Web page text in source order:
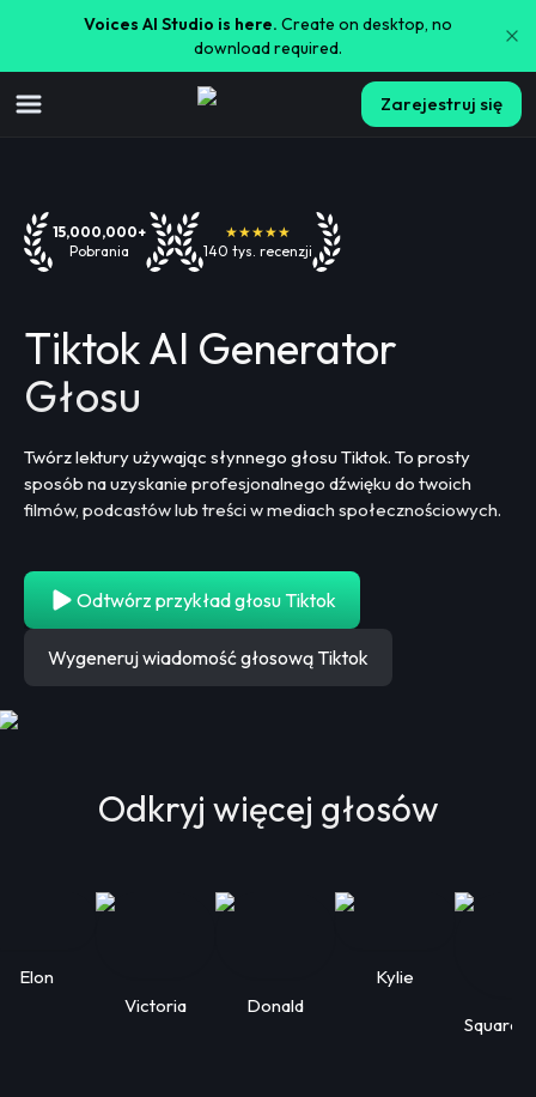
Voices AI Studio is here. Create on desktop, no
download required.
Zarejestruj się
15,000,000+
Pobrania
★★★★★
140 tys. recenzji
Tiktok AI Generator
Głosu
Twórz lektury używając słynnego głosu Tiktok. To prosty
sposób na uzyskanie profesjonalnego dźwięku do twoich
filmów, podcastów lub treści w mediach społecznościowych.
Odtwórz przykład głosu Tiktok
Wygeneruj wiadomość głosową Tiktok
Odkryj więcej głosów
Elon
Victoria
Donald
Kylie